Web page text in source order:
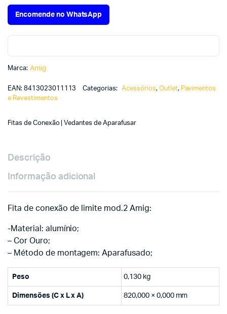
Encomende no WhatsApp
Marca: Amig
EAN: 8413023011113 Categorias: Acessórios, Outlet, Pavimentos
e Revestimentos
Fitas de Conexão | Vedantes de Aparafusar
Descrição
Informação adicional
Fita de conexão de limite mod.2 Amig:
-Material: alumínio;
– Cor Ouro;
– Método de montagem: Aparafusado;
Peso 0,130 kg
Dimensões (C x L x A) 820,000 × 0,000 mm